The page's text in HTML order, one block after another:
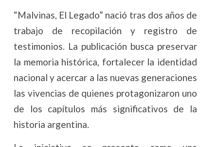
“Malvinas, El Legado” nació tras dos años de
trabajo de recopilación y registro de
testimonios. La publicación busca preservar
la memoria histórica, fortalecer la identidad
nacional y acercar a las nuevas generaciones
las vivencias de quienes protagonizaron uno
de los capítulos más significativos de la
historia argentina.